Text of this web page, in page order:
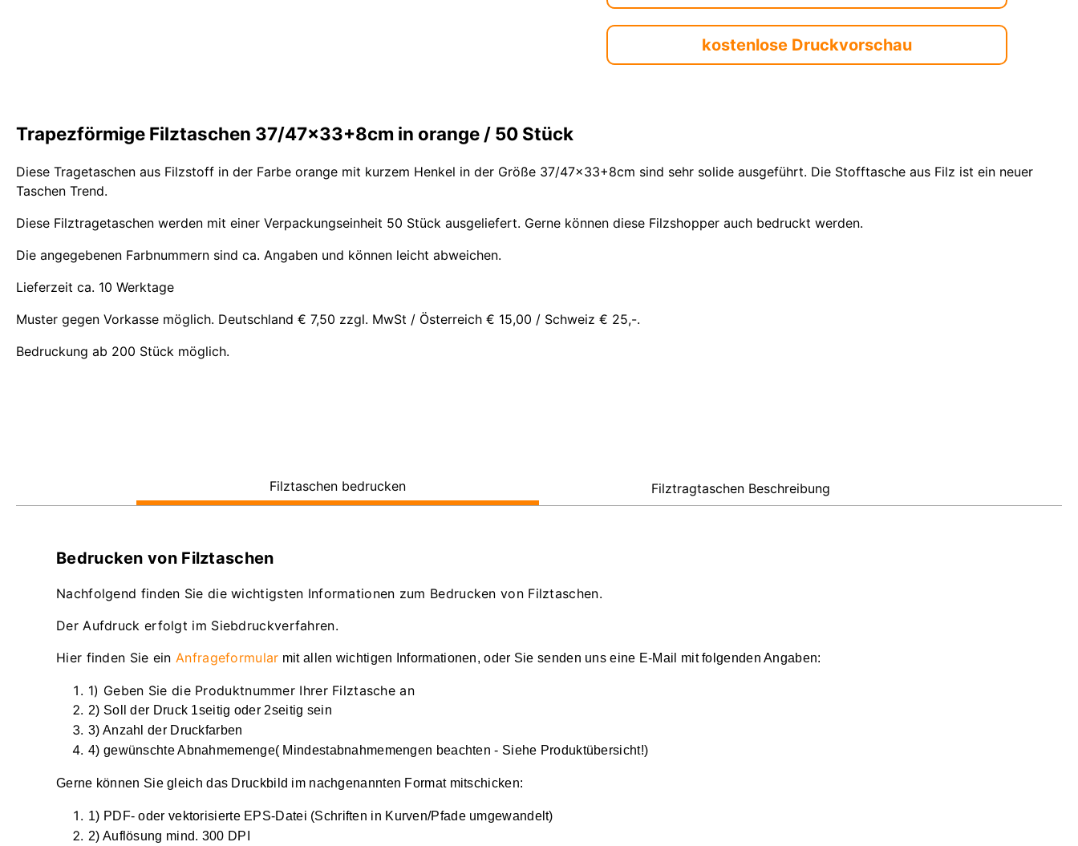
kostenlose Druckvorschau
Trapezförmige Filztaschen 37/47x33+8cm in orange / 50 Stück
Diese Tragetaschen aus Filzstoff in der Farbe orange mit kurzem Henkel in der Größe 37/47x33+8cm sind sehr solide ausgeführt. Die Stofftasche aus Filz ist ein neuer
Taschen Trend.
Diese Filztragetaschen werden mit einer Verpackungseinheit 50 Stück ausgeliefert. Gerne können diese Filzshopper auch bedruckt werden.
Die angegebenen Farbnummern sind ca. Angaben und können leicht abweichen.
Lieferzeit ca. 10 Werktage
Muster gegen Vorkasse möglich. Deutschland € 7,50 zzgl. MwSt / Österreich € 15,00 / Schweiz € 25,-.
Bedruckung ab 200 Stück möglich.
Filztaschen bedrucken Filztragtaschen Beschreibung
Bedrucken von Filztaschen
Nachfolgend finden Sie die wichtigsten Informationen zum Bedrucken von Filztaschen.
Der Aufdruck erfolgt im Siebdruckverfahren.
Hier finden Sie einAnfrageformular mit allen wichtigen Informationen, oder Sie senden uns eine E-Mail mit folgenden Angaben:
1) Geben Sie die Produktnummer Ihrer Filztasche an
2) Soll der Druck 1seitig oder 2seitig sein
3) Anzahl der Druckfarben
4) gewünschte Abnahmemenge( Mindestabnahmemengen beachten - Siehe Produktübersicht!)
Gerne können Sie gleich das Druckbild im nachgenannten Format mitschicken:
1) PDF- oder vektorisierte EPS-Datei (Schriften in Kurven/Pfade umgewandelt)
2) Auflösung mind. 300 DPI